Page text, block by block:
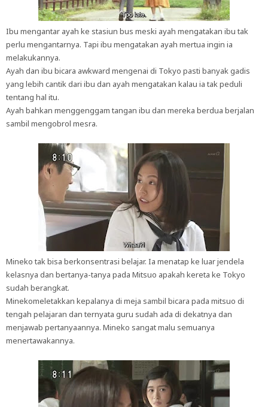
Ibu mengantar ayah ke stasiun bus meski ayah mengatakan ibu tak
perlu mengantarnya. Tapi ibu mengatakan ayah mertua ingin ia
melakukannya.
Ayah dan ibu bicara awkward mengenai di Tokyo pasti banyak gadis
yang lebih cantik dari ibu dan ayah mengatakan kalau ia tak peduli
tentang hal itu.
Ayah bahkan menggenggam tangan ibu dan mereka berdua berjalan
sambil mengobrol mesra.
Mineko tak bisa berkonsentrasi belajar. Ia menatap ke luar jendela
kelasnya dan bertanya-tanya pada Mitsuo apakah kereta ke Tokyo
sudah berangkat.
Minekomeletakkan kepalanya di meja sambil bicara pada mitsuo di
tengah pelajaran dan ternyata guru sudah ada di dekatnya dan
menjawab pertanyaannya. Mineko sangat malu semuanya
menertawakannya.